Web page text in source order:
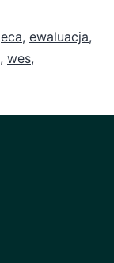
eca, ewaluacja,
, wes,